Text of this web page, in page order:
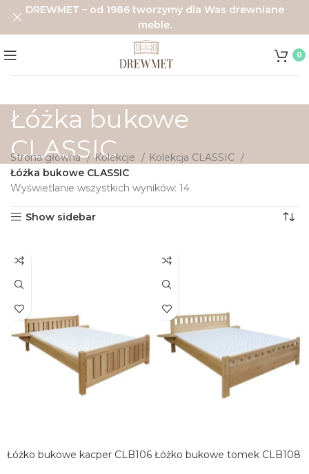
0
Łóżka bukowe
CLASSIC
Strona główna Kolekcje
Kolekcja CLASSIC
Łóżka bukowe CLASSIC
Wyświetlanie wszystkich wyników: 14
Show sidebar
Łóżko bukowe kacper CLB106 Łóżko bukowe tomek CLB108
DREWMET – od 1986 tworzymy dla Was drewniane
meble.